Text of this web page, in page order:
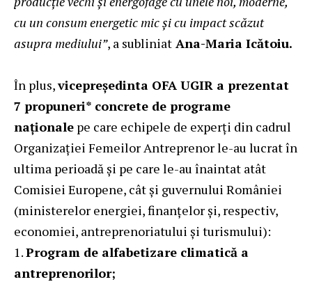
cu un consum energetic mic și cu impact scăzut
asupra mediului”, a subliniat Ana-Maria Icătoiu.
În plus,vicepreședinta OFA UGIR a prezentat
7 propuneri* concrete de programe
naționale pe care echipele de experți din cadrul
Organizației Femeilor Antreprenor le-au lucrat în
ultima perioadă și pe care le-au înaintat atât
Comisiei Europene, cât și guvernului României
(ministerelor energiei, finanțelor și, respectiv,
economiei, antreprenoriatului și turismului):
Program de alfabetizare climatică a
antreprenorilor;